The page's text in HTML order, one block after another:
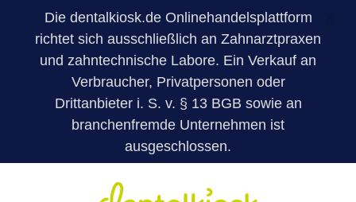
Die dentalkiosk.de Onlinehandelsplattform
richtet sich ausschließlich an Zahnarztpraxen
und zahntechnische Labore. Ein Verkauf an
Verbraucher, Privatpersonen oder
Drittanbieter i. S. v. § 13 BGB sowie an
branchenfremde Unternehmen ist
ausgeschlossen.
Zum Hauptinhalt springen